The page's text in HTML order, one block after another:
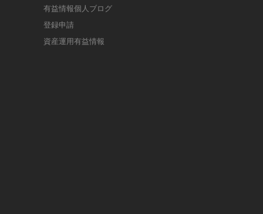
有益情報個人ブログ
登録申請
資産運用有益情報